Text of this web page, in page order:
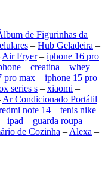
de Figurinhas da
– Hub Geladeira –
Air Fryer– iphone 16 pro
– creatina – whey
pro max – iphone 15 pro
series s – xiaomi –
Ar Condicionado Portátil
note 14 – tenis nike
ipad – guarda roupa –
de Cozinha – Alexa –